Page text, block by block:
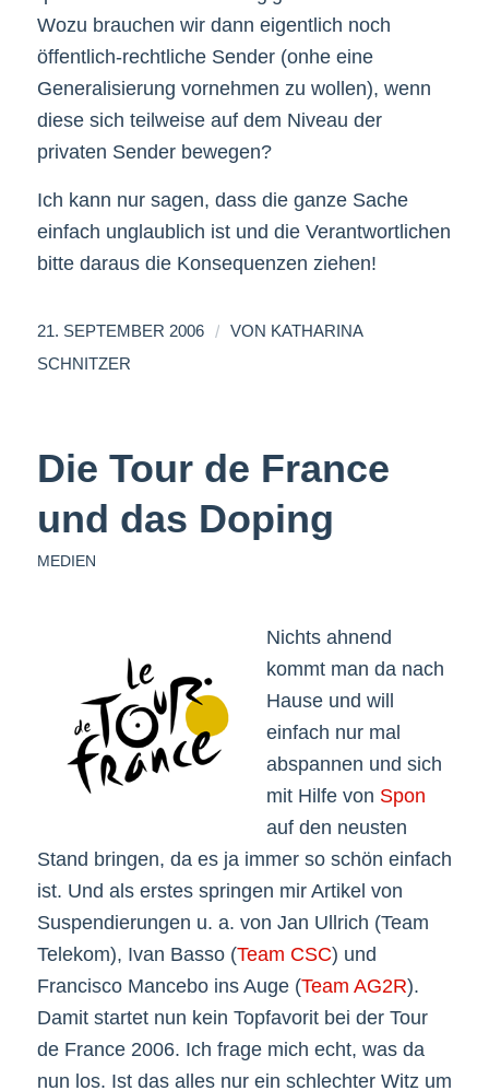
Wozu brauchen wir dann eigentlich noch
öffentlich-rechtliche Sender (onhe eine
Generalisierung vornehmen zu wollen), wenn
diese sich teilweise auf dem Niveau der
privaten Sender bewegen?
Ich kann nur sagen, dass die ganze Sache
einfach unglaublich ist und die Verantwortlichen
bitte daraus die Konsequenzen ziehen!
21. SEPTEMBER 2006 / VON KATHARINA
SCHNITZER
Die Tour de France
und das Doping
MEDIEN
Nichts ahnend
kommt man da nach
Hause und will
einfach nur mal
abspannen und sich
mit Hilfe von Spon
auf den neusten
Stand bringen, da es ja immer so schön einfach
ist. Und als erstes springen mir Artikel von
Suspendierungen u. a. von Jan Ullrich (Team
Telekom), Ivan Basso (Team CSC) und
Francisco Mancebo ins Auge (Team AG2R).
Damit startet nun kein Topfavorit bei der Tour
de France 2006. Ich frage mich echt, was da
nun los. Ist das alles nur ein schlechter Witz um